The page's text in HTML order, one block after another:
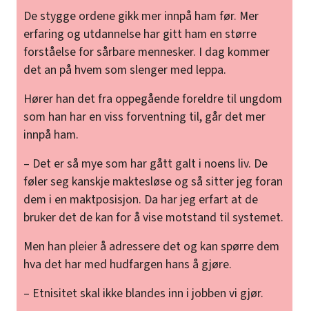
De stygge ordene gikk mer innpå ham før. Mer
erfaring og utdannelse har gitt ham en større
forståelse for sårbare mennesker. I dag kommer
det an på hvem som slenger med leppa.
Hører han det fra oppegående foreldre til ungdom
som han har en viss forventning til, går det mer
innpå ham.
– Det er så mye som har gått galt i noens liv. De
føler seg kanskje maktesløse og så sitter jeg foran
dem i en maktposisjon. Da har jeg erfart at de
bruker det de kan for å vise motstand til systemet.
Men han pleier å adressere det og kan spørre dem
hva det har med hudfargen hans å gjøre.
– Etnisitet skal ikke blandes inn i jobben vi gjør.